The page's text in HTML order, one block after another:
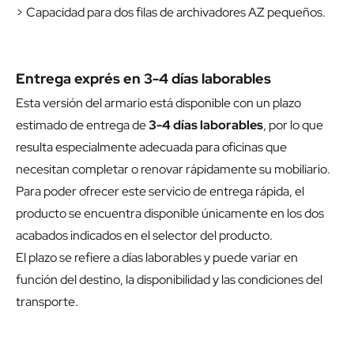
> Capacidad para dos filas de archivadores AZ pequeños.
Entrega exprés en 3-4 días laborables
Esta versión del armario está disponible con un plazo
estimado de entrega de3-4 días laborables, por lo que
resulta especialmente adecuada para oficinas que
necesitan completar o renovar rápidamente su mobiliario.
Para poder ofrecer este servicio de entrega rápida, el
producto se encuentra disponible únicamente en los dos
acabados indicados en el selector del producto.
El plazo se refiere a días laborables y puede variar en
función del destino, la disponibilidad y las condiciones del
transporte.